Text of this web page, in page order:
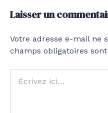
Laisser un
Votre adresse e-mail ne
champs obligatoires
ici…